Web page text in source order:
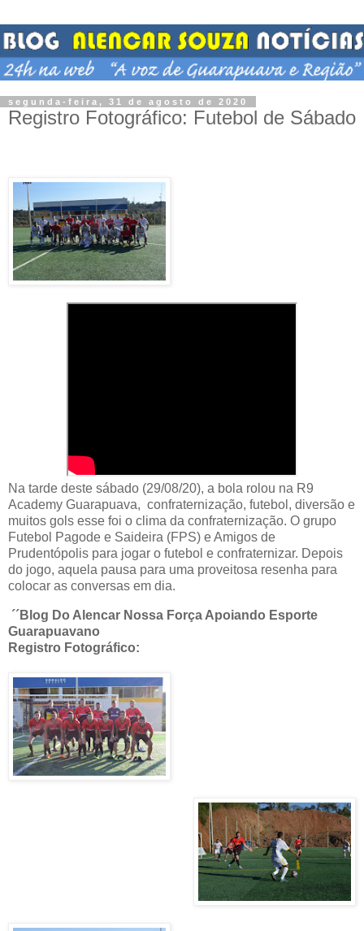
segunda-feira, 31 de agosto de 2020
Registro Fotográfico: Futebol de Sábado
Na tarde deste sábado (29/08/20), a bola rolou na R9
Academy Guarapuava, confraternização, futebol, diversão e
muitos gols esse foi o clima da confraternização. O grupo
Futebol Pagode e Saideira (FPS) e Amigos de
Prudentópolis para jogar o futebol e confraternizar. Depois
do jogo, aquela pausa para uma proveitosa resenha para
colocar as conversas em dia.
´´Blog Do Alencar Nossa Força Apoiando Esporte
Guarapuavano
Registro Fotográfico: